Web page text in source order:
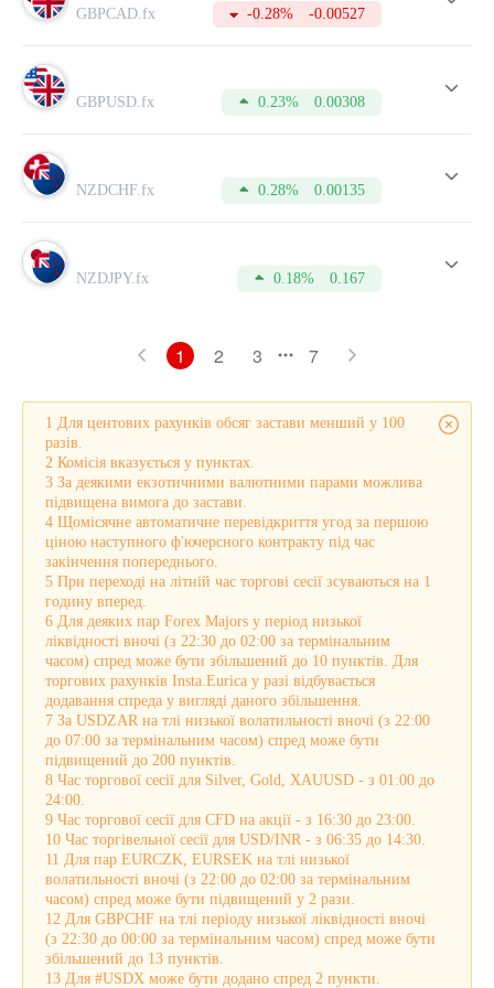
Для більш успішних угод, не забувайте періодично
вивчати дані таблиці. А для цього вам необхідно відкрити
GBPCAD.fx -0.28% -0.00527
GBPUSD.fx 0.23% 0.00308
NZDCHF.fx 0.28% 0.00135
NZDJPY.fx 0.18% 0.167
1 2 3 7
1 Для центових рахунків обсяг застави менший у 100
разів.
2 Комісія вказується у пунктах.
3 За деякими екзотичними валютними парами можлива
підвищена вимога до застави.
4 Щомісячне автоматичне перевідкриття угод за першою
ціною наступного ф'ючерсного контракту під час
закінчення попереднього.
5 При переході на літній час торгові сесії зсуваються на 1
годину вперед.
6 Для деяких пар Forex Majors у період низької
ліквідності вночі (з 22:30 до 02:00 за термінальним
часом) спред може бути збільшений до 10 пунктів. Для
торгових рахунків Insta.Eurica у разі відбувається
додавання спреда у вигляді даного збільшення.
7 За USDZAR на тлі низької волатильності вночі (з 22:00
до 07:00 за термінальним часом) спред може бути
підвищений до 200 пунктів.
8 Час торгової сесії для Silver, Gold, XAUUSD - з 01:00 до
24:00.
9 Час торгової сесії для CFD на акції - з 16:30 до 23:00.
10 Час торгівельної сесії для USD/INR - з 06:35 до 14:30.
11 Для пар EURCZK, EURSEK на тлі низької
волатильності вночі (з 22:00 до 02:00 за термінальним
часом) спред може бути підвищений у 2 рази.
12 Для GBPCHF на тлі періоду низької ліквідності вночі
(з 22:30 до 00:00 за термінальним часом) спред може бути
збільшений до 13 пунктів.
13 Для #USDX може бути додано спред 2 пункти.